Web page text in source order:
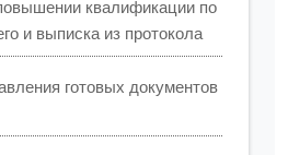
квалификации по
и выписка из протокола
готовых документов